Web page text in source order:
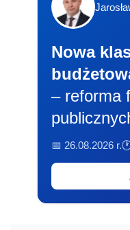
Nowa
– reforma
📅 26.08.2026 r.